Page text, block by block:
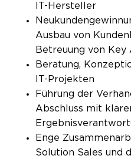
IT-Hersteller
Ausbau von
Betreuung von Key
Beratung,
IT-Projekten
Führung der
Abschluss mit
Enge
Solution Sales und